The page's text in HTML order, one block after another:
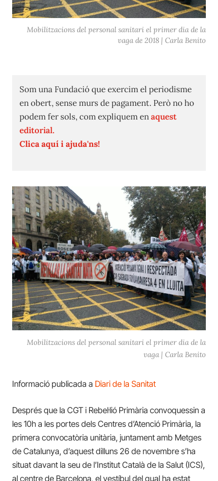
Mobilitzacions del personal sanitari el primer dia de la
vaga de 2018 | Carla Benito
Som una Fundació que exercim el periodisme
en obert, sense murs de pagament. Però no ho
podem fer sols, com expliquem enaquest
editorial.
Clica aquí i ajuda'ns!
Mobilitzacions del personal sanitari el primer dia de la
vaga | Carla Benito
Informació publicada a Diari de la Sanitat
Després que la CGT i Rebel·lió Primària convoquessin a
les 10h a les portes dels Centres d’Atenció Primària, la
primera convocatòria unitària, juntament amb Metges
de Catalunya, d’aquest dilluns 26 de novembre s’ha
situat davant la seu de l’Institut Català de la Salut (ICS),
al centre de Barcelona, el vestíbul del qual ha estat